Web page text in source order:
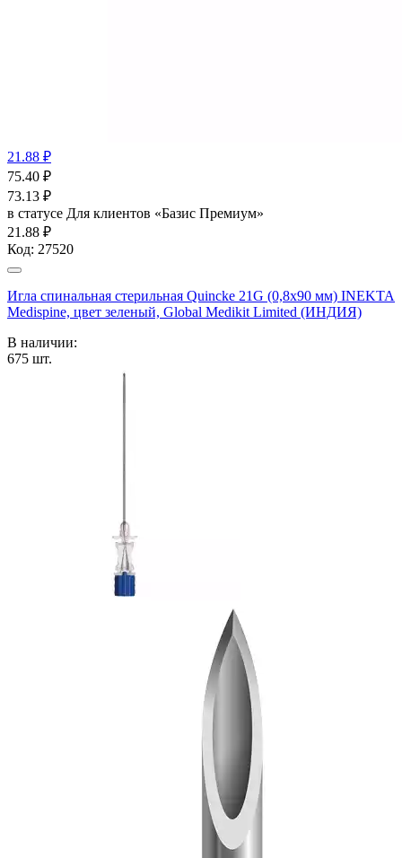
21.88 ₽
75.40 ₽
73.13 ₽
в статусе Для клиентов «Базис Премиум»
21.88 ₽
Код: 27520
Игла спинальная стерильная Quincke 21G (0,8х90 мм) INEKTA
Medispine, цвет зеленый, Global Medikit Limited (ИНДИЯ)
В наличии:
675 шт.